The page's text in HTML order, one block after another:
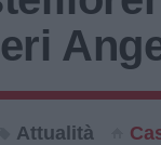
Attualità